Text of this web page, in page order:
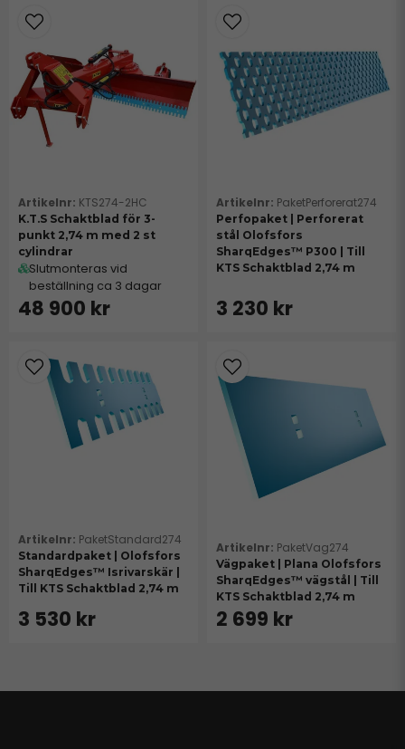
För lantbrukare som söker ett enklare alternativ erbjuder vi
KTS1250S-modellen. Den är stabil och robust, med möjlighet
att mekaniskt flytta bommen i sidled, även i
encylinderversionen.
Gasackumulator på blad och/eller bom.
Släta slitstål (isrivarskär) som alternativ till de
tandade slitstålen.
KTS274-2HC
K.T.S Schaktblad för 3-
punkt 2,74 m med 2 st
cylindrar
Slutmonteras vid
beställning ca 3 dagar
48 900 kr
PaketPerforerat274
Perfopaket | Perforerat
stål Olofsfors
SharqEdges™ P300 | Till
KTS Schaktblad 2,74 m
3 230 kr
PaketStandard274
Standardpaket | Olofsfors
SharqEdges™ Isrivarskär |
Till KTS Schaktblad 2,74 m
3 530 kr
PaketVag274
Vägpaket | Plana Olofsfors
SharqEdges™ vägstål | Till
KTS Schaktblad 2,74 m
2 699 kr